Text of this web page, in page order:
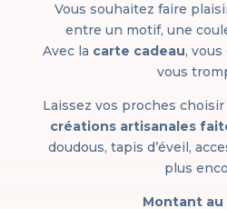
Vous souhaitez faire
entre un motif, une
Avec la carte cadeau,
vous
Laissez vos proches
créations artisanales
doudous, tapis d’éveil,
plus
Montant au